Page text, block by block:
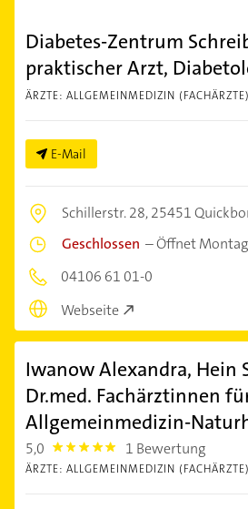
Diabetes-Zentrum
praktischer Arzt,
ÄRZTE: ALLGEMEINMEDIZIN (FACHÄRZTE)
E-Mail
Schillerstr. 28,25451
Geschlossen –Öffnet
04106 61 01-0
Webseite
Iwanow Alexandra, Hein
Dr.med. Fachärztinnen
Allgemeinmedizin-
5,0 5.0 1 Bewertung
ÄRZTE: ALLGEMEINMEDIZIN (FACHÄRZTE)